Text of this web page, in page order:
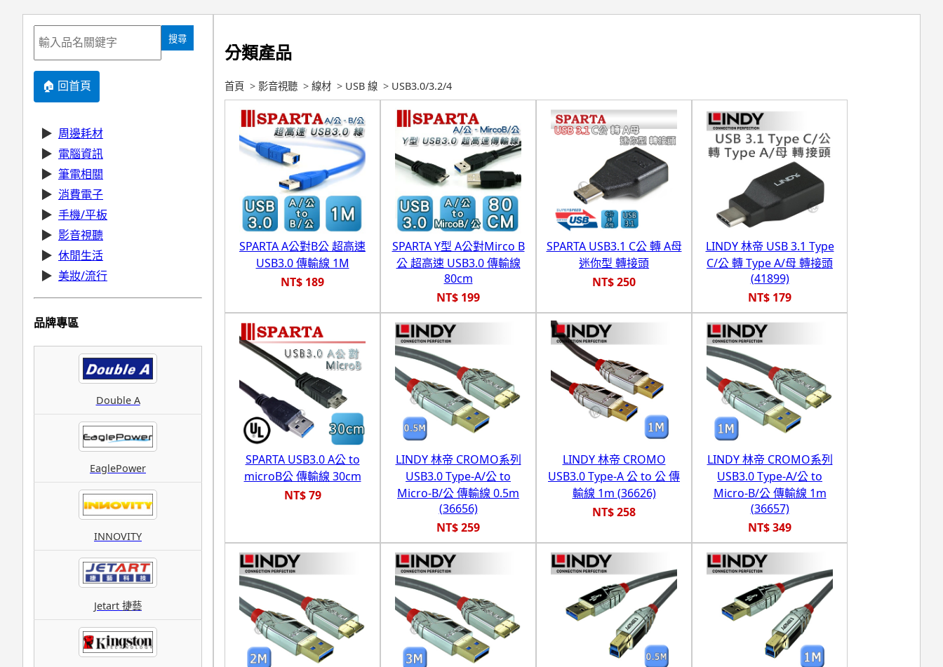
搜尋
🏠 回首頁
▶ 周邊耗材
▶ 電腦資訊
▶ 筆電相關
▶ 消費電子
▶ 手機/平板
▶ 影音視聽
▶ 休閒生活
▶ 美妝/流行
品牌專區
Double A
EaglePower
INNOVITY
Jetart 捷藝
分類產品
首頁 > 影音視聽 > 線材 > USB 線 > USB3.0/3.2/4
SPARTA A公對B公 超高速
USB3.0 傳輸線 1M
NT$ 189
SPARTA Y型 A公對Mirco B
公 超高速 USB3.0 傳輸線
80cm
NT$ 199
SPARTA USB3.1 C公 轉 A母
迷你型 轉接頭
NT$ 250
LINDY 林帝 USB 3.1 Type
C/公 轉 Type A/母 轉接頭
(41899)
NT$ 179
SPARTA USB3.0 A公 to
microB公 傳輸線 30cm
NT$ 79
LINDY 林帝 CROMO系列
USB3.0 Type-A/公 to
Micro-B/公 傳輸線 0.5m
(36656)
NT$ 259
LINDY 林帝 CROMO
USB3.0 Type-A 公 to 公 傳
輸線 1m (36626)
NT$ 258
LINDY 林帝 CROMO系列
USB3.0 Type-A/公 to
Micro-B/公 傳輸線 1m
(36657)
NT$ 349